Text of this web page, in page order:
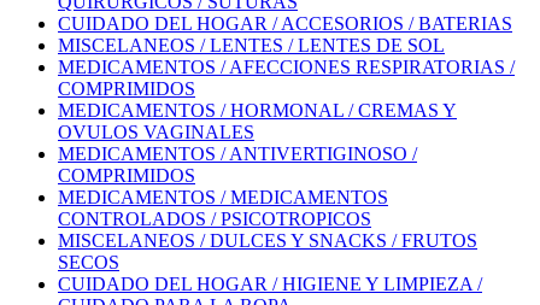
CUIDADO DEL HOGAR / ACCESORIOS / BATERIAS
MISCELANEOS / LENTES / LENTES DE SOL
MEDICAMENTOS / AFECCIONES RESPIRATORIAS /
COMPRIMIDOS
MEDICAMENTOS / HORMONAL / CREMAS Y
OVULOS VAGINALES
MEDICAMENTOS / ANTIVERTIGINOSO /
COMPRIMIDOS
MEDICAMENTOS / MEDICAMENTOS
CONTROLADOS / PSICOTROPICOS
MISCELANEOS / DULCES Y SNACKS / FRUTOS
SECOS
CUIDADO DEL HOGAR / HIGIENE Y LIMPIEZA /